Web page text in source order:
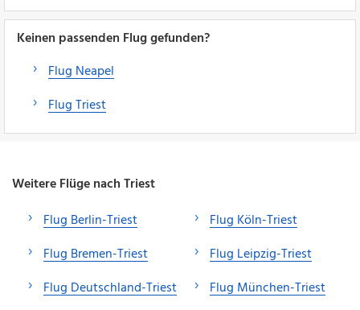
Keinen passenden Flug gefunden?
Flug Neapel
Flug Triest
Weitere Flüge nach Triest
Flug Berlin-Triest
Flug Bremen-Triest
Flug Deutschland-Triest
Flug Köln-Triest
Flug Leipzig-Triest
Flug München-Triest